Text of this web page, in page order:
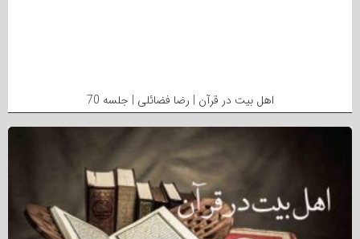
اهل بیت در قرآن | رضا فضائلی | جلسه 70